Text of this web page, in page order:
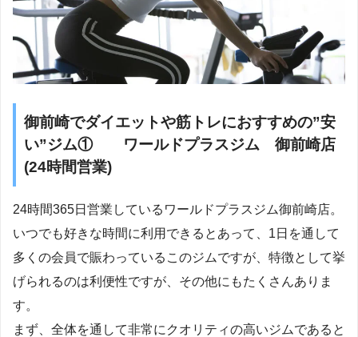
御前崎でダイエットや筋トレにおすすめの”安
い”ジム① ワールドプラスジム 御前崎店
(24時間営業)
24時間365日営業しているワールドプラスジム御前崎店。
いつでも好きな時間に利用できるとあって、1日を通して
多くの会員で賑わっているこのジムですが、特徴として挙
げられるのは利便性ですが、その他にもたくさんありま
す。
まず、全体を通して非常にクオリティの高いジムであると